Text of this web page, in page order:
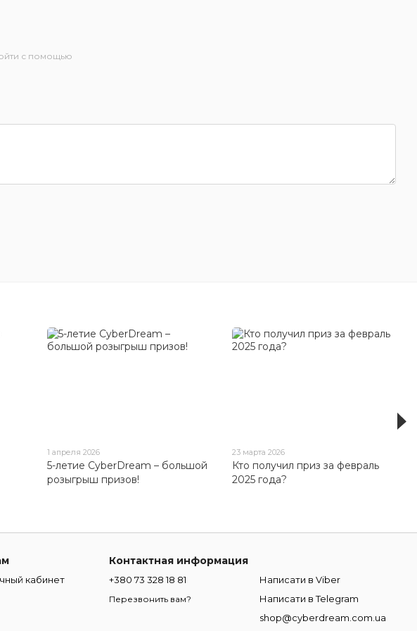
с помощью
1 апреля 2026
5-летие CyberDream – большой
розыгрыш призов!
23 марта 2026
Кто получил приз за февраль
2025 года?
кабинет
Контактная информация
+380 73 328 18 81
Перезвонить вам?
Написати в Viber
Написати в Telegram
shop@cyberdream.com.ua